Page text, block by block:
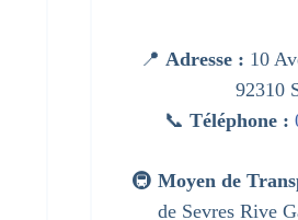
📍 Adresse : 10
92310
📞 Téléphone :
🚇Moyen de
de Sevres Rive